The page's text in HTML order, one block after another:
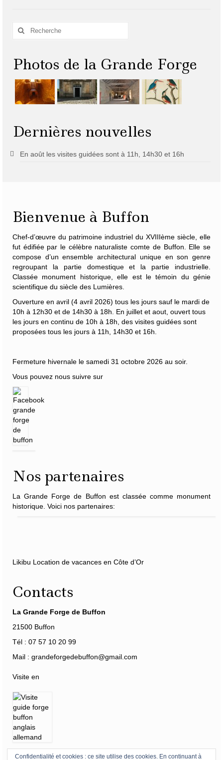
Rechercher
Photos de la Grande Forge
Dernières nouvelles
En août les visites guidées sont à 11h, 14h30 et 16h
Bienvenue à Buffon
Chef-d’œuvre du patrimoine industriel du XVIIIème siècle, elle
fut édifiée par le célèbre naturalistecomte de Buffon . Elle se
compose d’un ensemble architectural unique en son genre
regroupant la partie domestique et la partie industrielle.
Classée monument historique, elle est le témoin du génie
scientifique du siècle des Lumières.
Ouverture en avril (4 avril 2026) tous les jours sauf le mardi de
10h à 12h30 et de 14h30 à 18h. En juillet et aout, ouvert tous
les jours en continu de 10h à 18h, des visites guidées sont
proposées tous les jours à 11h, 14h30 et 16h.
Fermeture hivernale le samedi 31 octobre 2026 au soir.
Vous pouvez nous suivre sur
Nos partenaires
La Grande Forge de Buffon est classée comme monument
historique. Voici nos partenaires:
Likibu Location de vacances en Côte d’Or
Contacts
La Grande Forge de Buffon
21500 Buffon
Tél : 07 57 10 20 99
Mail : grandeforgedebuffon@gmail.com
Visite en
Horaires-Tarifs-Accès- Mécénat -360°
Confidentialité et cookies : ce site utilise des cookies. En continuant à